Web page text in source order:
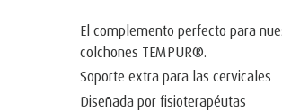
El complemento perfecto para
colchones TEMPUR®.
Soporte extra para las cervicales
Diseñada por fisioterapéutas